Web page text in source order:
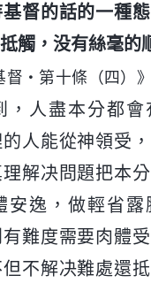
督的話的一種
觸，没有絲毫的
・第十條（四）
，人盡本分都會
人能從神領受
解决問題把本
安逸，做輕省露
難度需要肉體
不解决難處還